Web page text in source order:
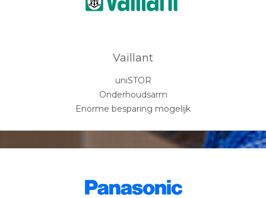
Vaillant
uniSTOR
Onderhoudsarm
Enorme besparing mogelijk